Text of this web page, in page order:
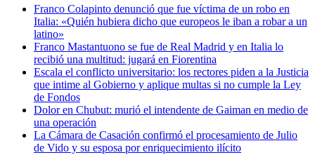
Franco Colapinto denunció que fue víctima de un robo en
Italia: «Quién hubiera dicho que europeos le iban a robar a un
latino»
Franco Mastantuono se fue de Real Madrid y en Italia lo
recibió una multitud: jugará en Fiorentina
Escala el conflicto universitario: los rectores piden a la Justicia
que intime al Gobierno y aplique multas si no cumple la Ley
de Fondos
Dolor en Chubut: murió el intendente de Gaiman en medio de
una operación
La Cámara de Casación confirmó el procesamiento de Julio
de Vido y su esposa por enriquecimiento ilícito